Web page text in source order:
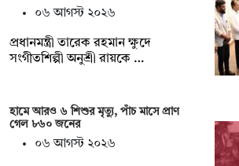
০৬ আগস্ট ২০২৬
প্রধানমন্ত্রী তারেক রহমান ক্ষুদে
সংগীতশিল্পী অনুশ্রী রায়কে …
হামে আরও ৬ শিশুর মৃত্যু, পাঁচ মাসে প্রাণ
গেল ৮৬০ জনের
০৬ আগস্ট ২০২৬